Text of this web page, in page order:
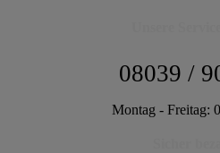
08039 /
Montag - Freitag: